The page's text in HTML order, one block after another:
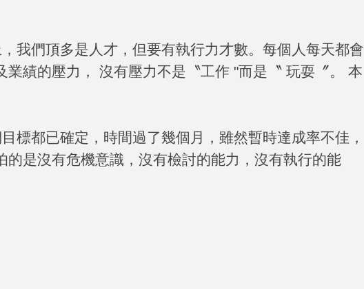
我們頂多是人才，但要有執行力才數。每個人每天都會
業績的壓力， 沒有壓力不是〝工作 "而是〝 玩耍〞。 本
標都已確定，時間過了幾個月，雖然暫時達成率不佳，
是沒有危機意識，沒有檢討的能力，沒有執行的能